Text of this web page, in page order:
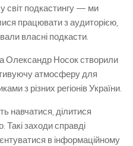
світ подкастингу — ми
працювати з аудиторією,
власні подкасти.
Олександр Носок створили
атмосферу для
з різних регіонів України.
навчатися, ділитися
Такі заходи справді
в інформаційному